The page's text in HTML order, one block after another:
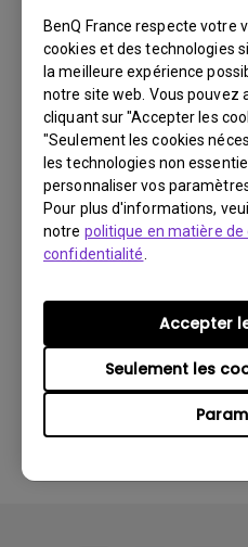
BenQ France respecte votre
cookies et des technologies
la meilleure expérience
notre site web. Vous pouvez
cliquant sur "Accepter les
"Seulement les cookies
les technologies non
personnaliser vos
Pour plus d'informations,
notre politique en matière de
confidentialité
Seulement les
Accepter
Version:
Aperçu
Manuel d’utilisation
Manuel d'utilisation
5.11 MB